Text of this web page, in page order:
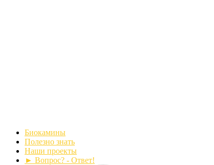
Биокамины
Полезно знать
Наши проекты
► Вопрос? - Ответ!